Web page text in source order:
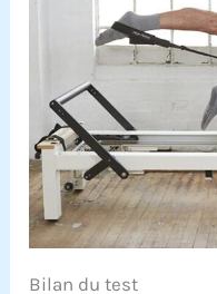
Bilan du test